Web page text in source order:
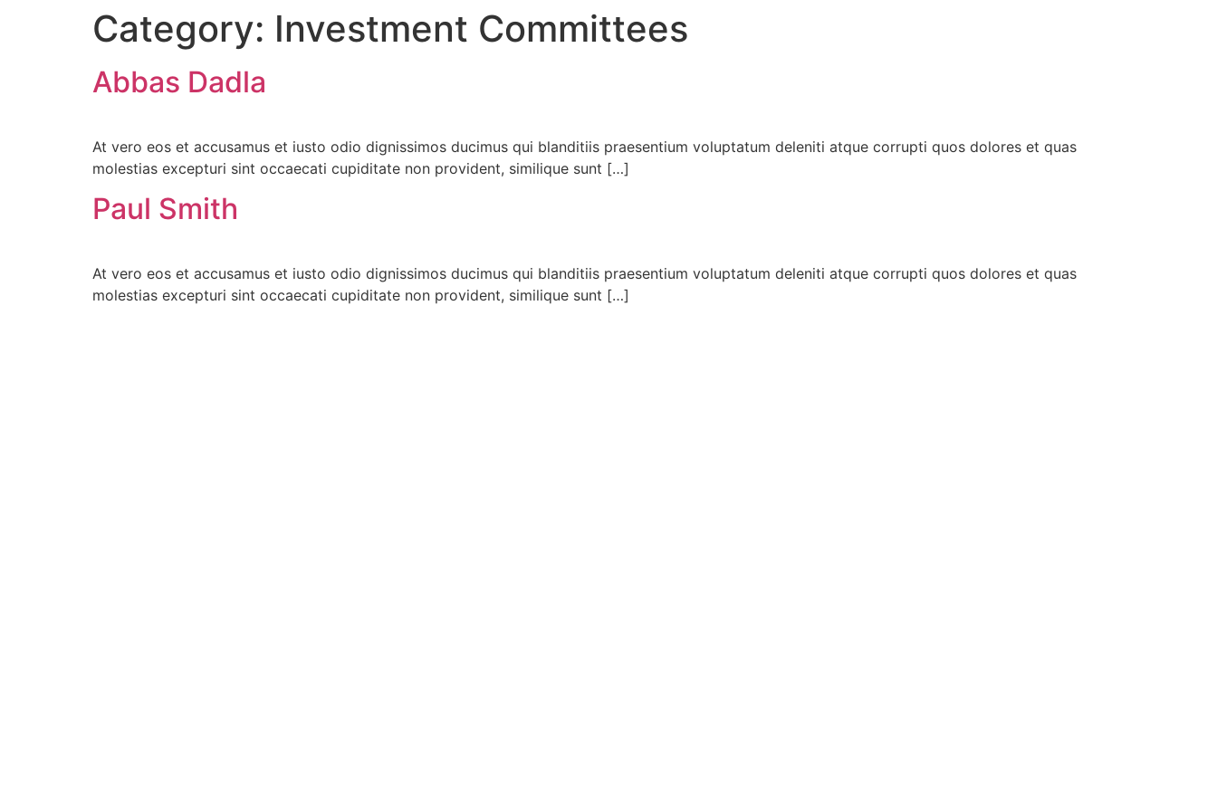
Category: Investment Committees
Abbas Dadla
At vero eos et accusamus et iusto odio dignissimos ducimus qui blanditiis praesentium voluptatum deleniti atque corrupti quos dolores et quas
molestias excepturi sint occaecati cupiditate non provident, similique sunt […]
Paul Smith
At vero eos et accusamus et iusto odio dignissimos ducimus qui blanditiis praesentium voluptatum deleniti atque corrupti quos dolores et quas
molestias excepturi sint occaecati cupiditate non provident, similique sunt […]